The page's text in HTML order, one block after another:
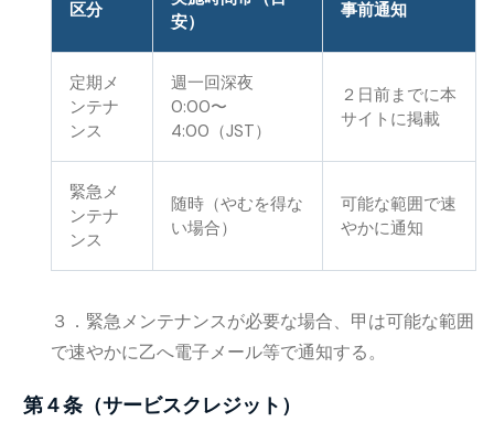
区分
安）
事前通知
定期メ
ンテナ
ンス
週一回深夜
0:00〜
4:00（JST）
２日前までに本
サイトに掲載
緊急メ
ンテナ
ンス
随時（やむを得な
い場合）
可能な範囲で速
やかに通知
３．緊急メンテナンスが必要な場合、甲は可能な範囲
で速やかに乙へ電子メール等で通知する。
第４条（サービスクレジット）